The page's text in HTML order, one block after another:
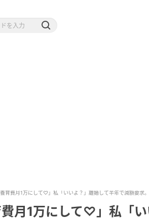
育費月1万にして♡」私「いいよ？」離婚して半年で減額要求
月1万にして♡」私「